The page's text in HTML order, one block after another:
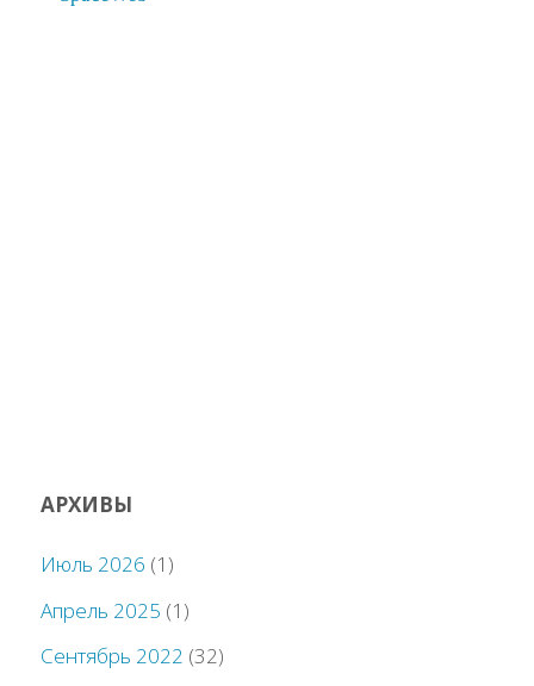
АРХИВЫ
Июль 2026 (1)
Апрель 2025 (1)
Сентябрь 2022 (32)